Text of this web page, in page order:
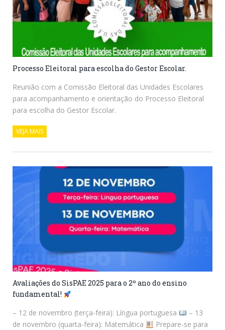
Processo Eleitoral para escolha do Gestor Escolar.
Reunião com a Comissão Eleitoral das Unidades Escolares
para acompanhamento e orientação do Processo Eleitoral
para escolha do Gestor Escolar.
VEJA MAIS
Avaliações do SisPAE 2025 para o 2º ano do ensino
fundamental!
– 12 de novembro (terça-feira): Língua portuguesa
– 13
de novembro (quarta-feira): Matemática
Prepare-se para